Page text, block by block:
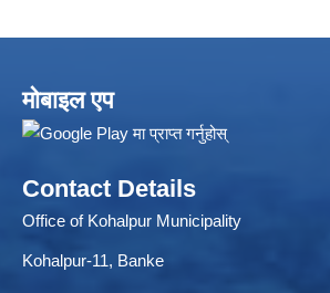
मोबाइल एप
Contact Details
Office of Kohalpur Municipality
Kohalpur-11, Banke